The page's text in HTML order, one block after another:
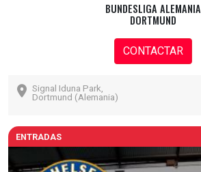
BUNDESLIGA ALEMANIA
DORTMUND
CONTACTAR
Signal Iduna Park,
Dortmund (Alemania)
ENTRADAS